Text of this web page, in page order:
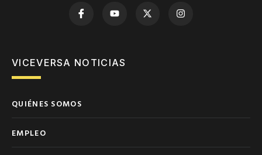
VICEVERSA NOTICIAS
QUIÉNES SOMOS
EMPLEO